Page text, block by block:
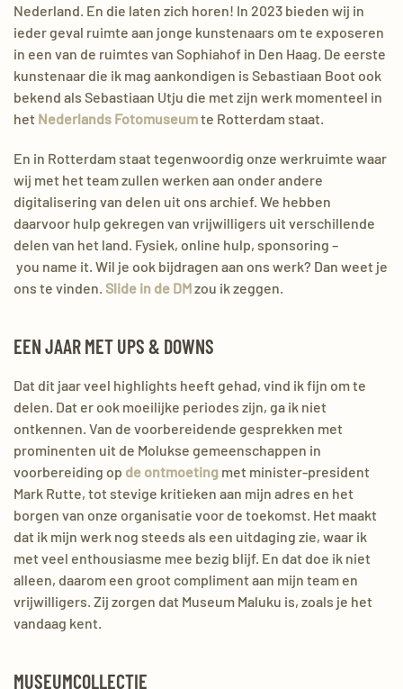
Nederland. En die laten zich horen! In 2023 bieden wij in
ieder geval ruimte aan jonge kunstenaars om te exposeren
in een van de ruimtes van Sophiahof in Den Haag. De eerste
kunstenaar die ik mag aankondigen is Sebastiaan Boot ook
bekend als Sebastiaan Utju die met zijn werk momenteel in
het Nederlands Fotomuseumte Rotterdam staat.
En in Rotterdam staat tegenwoordig onze werkruimte waar
wij met het team zullen werken aan onder andere
digitalisering van delen uit ons archief. We hebben
daarvoor hulp gekregen van vrijwilligers uit verschillende
delen van het land. Fysiek, online hulp, sponsoring –
you name it. Wil je ook bijdragen aan ons werk? Dan weet je
ons te vinden. Slide in de DMzou ik zeggen.
EEN JAAR MET UPS & DOWNS
Dat dit jaar veel highlights heeft gehad, vind ik fijn om te
delen. Dat er ook moeilijke periodes zijn, ga ik niet
ontkennen. Van de voorbereidende gesprekken met
prominenten uit de Molukse gemeenschappen in
voorbereiding op de ontmoeting met minister-president
Mark Rutte, tot stevige kritieken aan mijn adres en het
borgen van onze organisatie voor de toekomst. Het maakt
dat ik mijn werk nog steeds als een uitdaging zie, waar ik
met veel enthousiasme mee bezig blijf. En dat doe ik niet
alleen, daarom een groot compliment aan mijn team en
vrijwilligers. Zij zorgen dat Museum Maluku is, zoals je het
vandaag kent.
MUSEUMCOLLECTIE